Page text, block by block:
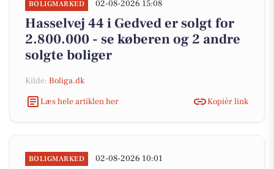
BOLIGMARKED 02-08-2026 15:08
Hasselvej 44 i Gedved er solgt for
2.800.000 - se køberen og 2 andre
solgte boliger
Kilde: Boliga.dk
Læs hele artiklen her
Kopiér link
BOLIGMARKED 02-08-2026 10:01